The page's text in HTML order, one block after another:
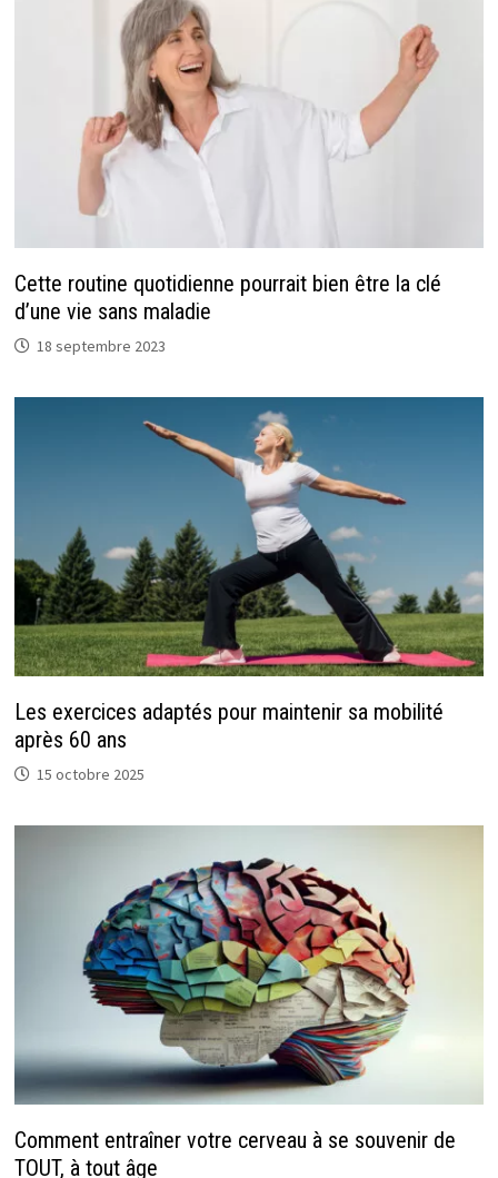
Cette routine quotidienne pourrait bien être la clé
d’une vie sans maladie
18 septembre 2023
Les exercices adaptés pour maintenir sa mobilité
après 60 ans
15 octobre 2025
Comment entraîner votre cerveau à se souvenir de
TOUT, à tout âge